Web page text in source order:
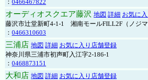
： 0466467822
オーディオスクエア藤沢 地図 詳細 お気に
藤沢市辻堂新町4-1-1 湘南モールFILL2F（ノジマ
： 0466310603
三浦店 地図 詳細 お気に入り店舗登録
神奈川県三浦市初声町入江字2-186-1
： 0468873151
大和店 地図 詳細 お気に入り店舗登録